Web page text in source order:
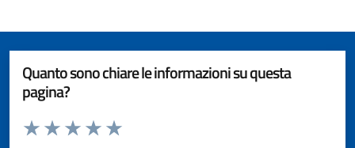
Quanto sono chiare le informazioni su questa
pagina?
Valuta da 1 a 5 stelle la pagina